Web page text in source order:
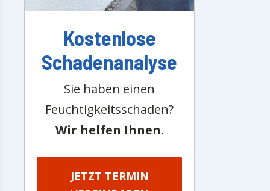
Kostenlose
Schadenanalyse
Sie haben einen
Feuchtigkeitsschaden?
Wir helfen Ihnen.
JETZT TERMIN